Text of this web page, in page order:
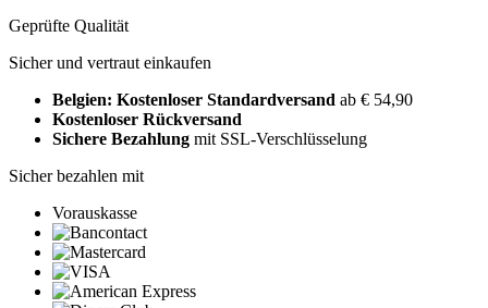
Geprüfte Qualität
Sicher und vertraut einkaufen
Belgien: Kostenloser Standardversand ab € 54,90
Kostenloser Rückversand
Sichere Bezahlung mit SSL-Verschlüsselung
Sicher bezahlen mit
Vorauskasse